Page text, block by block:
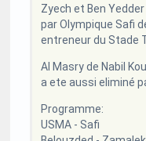
Zyech et Ben
par Olympique Safi
entreneur du Stade
Al Masry de Nabil
a ete aussi eliminé
Programme:
USMA - Safi